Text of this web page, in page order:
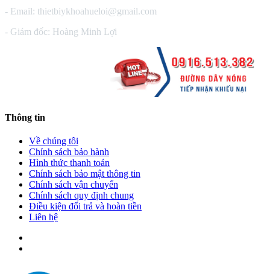
- Email: thietbiykhoahueloi@gmail.com
- Giám đốc: Hoàng Minh Lợi
Thông tin
Về chúng tôi
Chính sách bảo hành
Hình thức thanh toán
Chính sách bảo mật thông tin
Chính sách vận chuyển
Chính sách quy định chung
Điều kiện đổi trả và hoàn tiền
Liên hệ